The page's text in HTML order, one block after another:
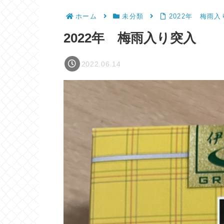
ホーム 未分類 2022年 梅雨入
2022年 梅雨入り突入
2022.06.14